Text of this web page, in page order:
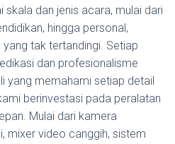
skala dan jenis acara, mulai dari
hingga personal,
tak tertandingi. Setiap
dan profesionalisme
yang memahami setiap detail
berinvestasi pada peralatan
Mulai dari kamera
mixer video canggih, sistem